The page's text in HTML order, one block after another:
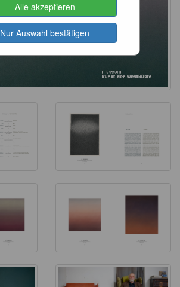
Alle akzeptieren
Nur Auswahl bestätigen